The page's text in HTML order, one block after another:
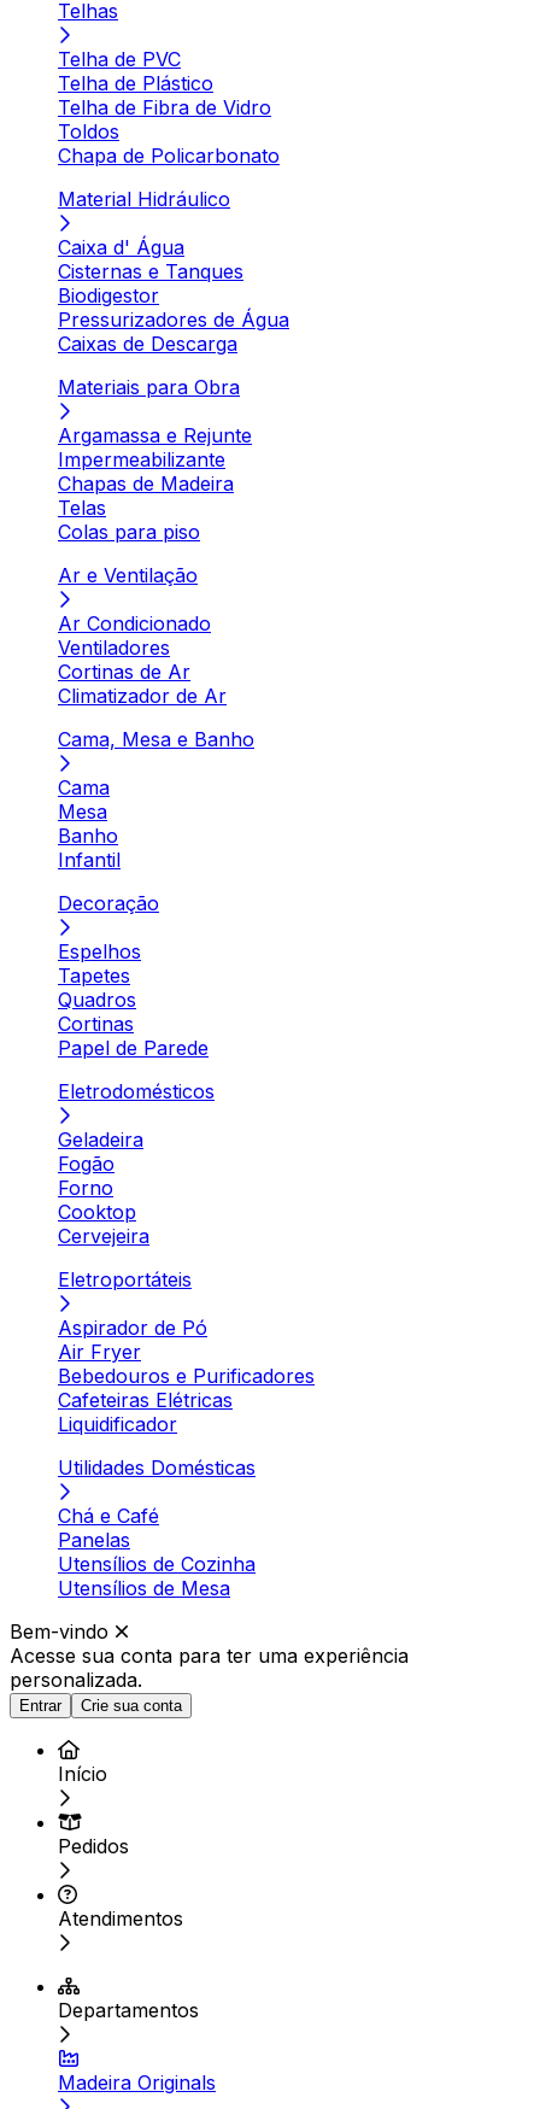
Telhas
Telha de PVC
Telha de Plástico
Telha de Fibra de Vidro
Toldos
Chapa de Policarbonato
Material Hidráulico
Caixa d' Água
Cisternas e Tanques
Biodigestor
Pressurizadores de Água
Caixas de Descarga
Materiais para Obra
Argamassa e Rejunte
Impermeabilizante
Chapas de Madeira
Telas
Colas para piso
Ar e Ventilação
Ar Condicionado
Ventiladores
Cortinas de Ar
Climatizador de Ar
Cama, Mesa e Banho
Cama
Mesa
Banho
Infantil
Decoração
Espelhos
Tapetes
Quadros
Cortinas
Papel de Parede
Eletrodomésticos
Geladeira
Fogão
Forno
Cooktop
Cervejeira
Eletroportáteis
Aspirador de Pó
Air Fryer
Bebedouros e Purificadores
Cafeteiras Elétricas
Liquidificador
Utilidades Domésticas
Chá e Café
Panelas
Utensílios de Cozinha
Utensílios de Mesa
Bem-vindo
Acesse sua conta para ter uma experiência
personalizada.
Entrar Crie sua conta
Início
Pedidos
Atendimentos
Departamentos
Madeira Originals